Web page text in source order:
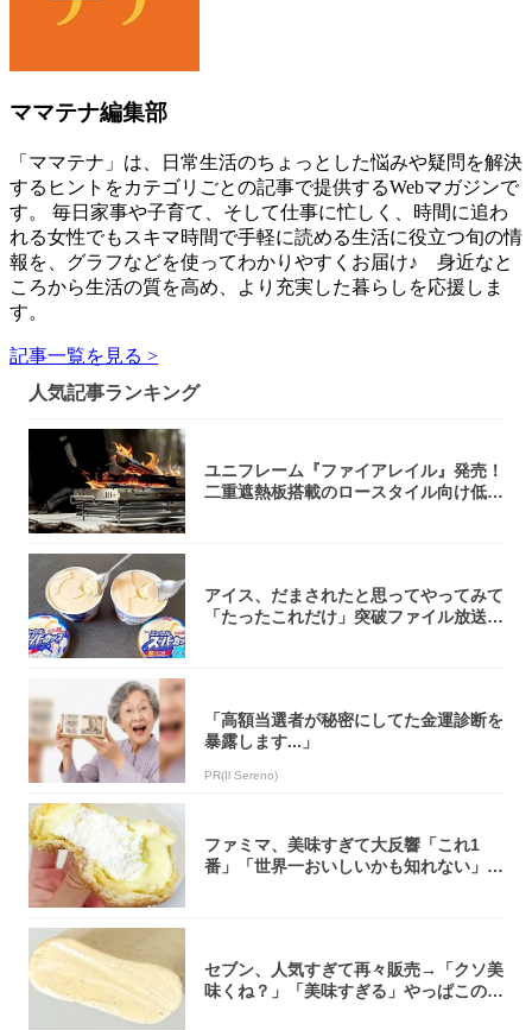
ママテナ編集部
「ママテナ」は、日常生活のちょっとした悩みや疑問を解決
するヒントをカテゴリごとの記事で提供するWebマガジンで
す。 毎日家事や子育て、そして仕事に忙しく、時間に追わ
れる女性でもスキマ時間で手軽に読める生活に役立つ旬の情
報を、グラフなどを使ってわかりやすくお届け♪ 身近なと
ころから生活の質を高め、より充実した暮らしを応援しま
す。
記事一覧を見る >
人気記事ランキング
ユニフレーム『ファイアレイル』発売！
二重遮熱板搭載のロースタイル向け低型
アイス、だまされたと思ってやってみて
「たったこれだけ」突破ファイル放送で
「高額当選者が秘密にしてた金運診断を
暴露します...」
PR(Il Sereno)
ファミマ、美味すぎて大反響「これ1
番」「世界一おいしいかも知れない」
セブン、人気すぎて再々販売→「クソ美
味くね？」「美味すぎる」やっぱこのク